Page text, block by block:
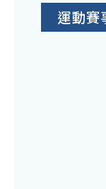
運動賽